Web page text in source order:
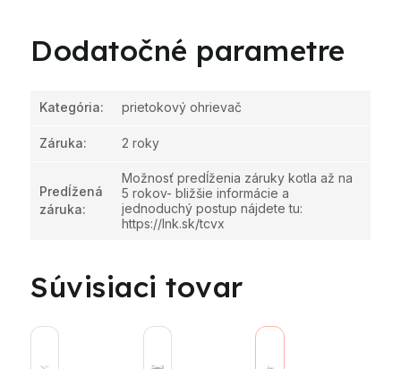
Dodatočné parametre
Kategória: prietokový ohrievač
Záruka: 2 roky
Predĺžená
záruka:
Možnosť predĺženia záruky kotla až na
5 rokov- bližšie informácie a
jednoduchý postup nájdete tu:
https://lnk.sk/tcvx
Súvisiaci tovar